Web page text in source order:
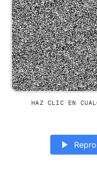
HAZ CLIC EN